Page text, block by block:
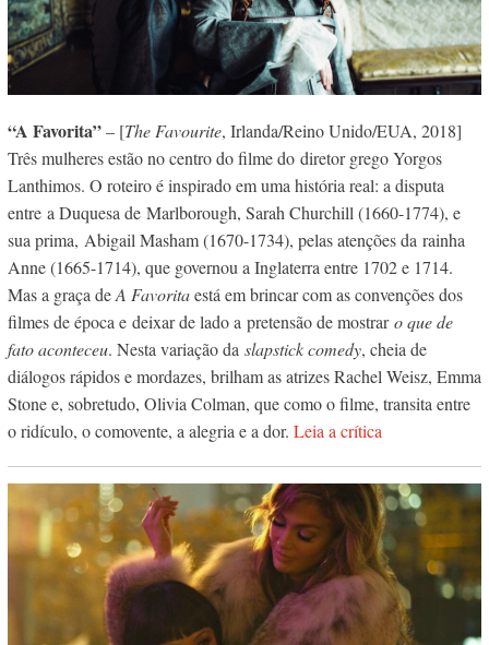
“A Favorita”– [The Favourite, Irlanda/Reino Unido/EUA, 2018]
Três mulheres estão no centro do filme do diretor grego Yorgos
Lanthimos. O roteiro é inspirado em uma história real: a disputa
entre a Duquesa de Marlborough, Sarah Churchill (1660-1774), e
sua prima, Abigail Masham (1670-1734), pelas atenções da rainha
Anne (1665-1714), que governou a Inglaterra entre 1702 e 1714.
Mas a graça deA Favoritaestá em brincar com as convenções dos
filmes de época e deixar de lado a pretensão de mostraro que de
fato aconteceu. Nesta variação da slapstick comedy, cheia de
diálogos rápidos e mordazes, brilham as atrizes Rachel Weisz, Emma
Stone e, sobretudo, Olivia Colman, que como o filme, transita entre
o ridículo, o comovente, a alegria e a dor. Leia a crítica